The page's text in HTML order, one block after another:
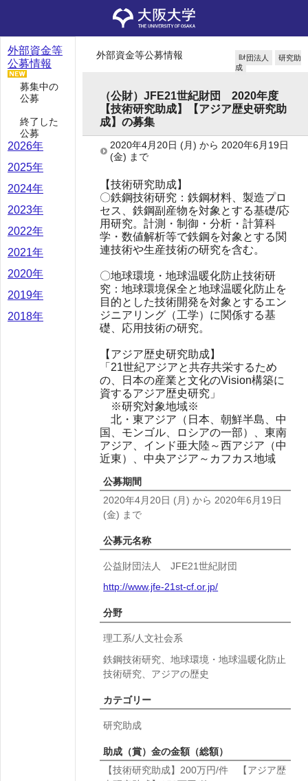
外部資金等
公募情報
募集中の
公募
終了した
公募
2026年
2025年
2024年
2023年
2022年
2021年
2020年
2019年
2018年
外部資金等公募情報 財団法人
研究助
成
（公財）JFE21世紀財団 2020年度
【技術研究助成】【アジア歴史研究助
成】の募集
2020年4月20日 (月) から 2020年6月19日
(金) まで
【技術研究助成】
〇鉄鋼技術研究：鉄鋼材料、製造プロ
セス、鉄鋼副産物を対象とする基礎/応
用研究。計測・制御・分析・計算科
学・数値解析等で鉄鋼を対象とする関
連技術や生産技術の研究を含む。
〇地球環境・地球温暖化防止技術研
究：地球環境保全と地球温暖化防止を
目的とした技術開発を対象とするエン
ジニアリング（工学）に関係する基
礎、応用技術の研究。
【アジア歴史研究助成】
「21世紀アジアと共存共栄するため
の、日本の産業と文化のVision構築に
資するアジア歴史研究」
※研究対象地域※
北・東アジア（日本、朝鮮半島、中
国、モンゴル、ロシアの一部）、東南
アジア、インド亜大陸～西アジア（中
近東）、中央アジア～カフカス地域
公募期間
2020年4月20日 (月) から 2020年6月19日
(金) まで
公募元名称
公益財団法人 JFE21世紀財団
http://www.jfe-21st-cf.or.jp/
分野
理工系/人文社会系
鉄鋼技術研究、地球環境・地球温暖化防止
技術研究、アジアの歴史
カテゴリー
研究助成
助成（賞）金の金額（総額）
【技術研究助成】200万円/件 【アジア歴